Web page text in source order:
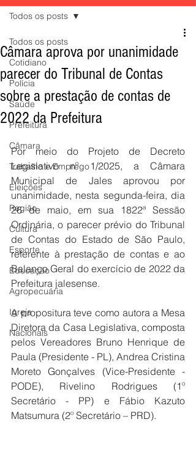
Todos os posts
Cotidiano
Polícia
Saúde
Prefeitura
Câmara
Trabalho e Emprego
Eleições
Região
Cultura
Esporte
Educação
Agropecuária
Igreja
Nacionais
Todos os posts
Câmara aprova por unanimidade
parecer do Tribunal de Contas
sobre a prestação de contas de
2022 da Prefeitura
Por meio do Projeto de Decreto
Legislativo nº 1/2025, a Câmara
Municipal de Jales aprovou por
unanimidade, nesta segunda-feira, dia
26 de maio, em sua 1822ª Sessão
Ordinária, o parecer prévio do Tribunal
de Contas do Estado de São Paulo,
referente à prestação de contas e ao
Balanço Geral do exercício de 2022 da
Prefeitura jalesense.
A propositura teve como autora a Mesa
Diretora da Casa Legislativa, composta
pelos Vereadores Bruno Henrique de
Paula (Presidente - PL), Andrea Cristina
Moreto Gonçalves (Vice-Presidente -
PODE), Rivelino Rodrigues (1º
Secretário - PP) e Fábio Kazuto
Matsumura (2º Secretário – PRD).